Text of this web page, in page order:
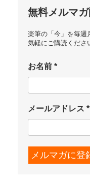
無料メルマ
楽筆の「今」を毎週
気軽にご購読くださ
お名前*
メールアドレス*